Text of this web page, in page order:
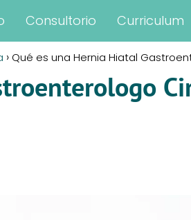
Consultorio Curriculum
Qué es una Hernia Hiatal